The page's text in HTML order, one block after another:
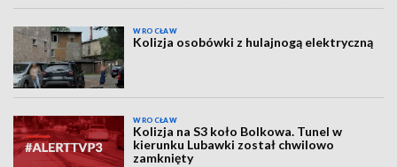
WROCŁAW
Kolizja osobówki z hulajnogą elektryczną
WROCŁAW
Kolizja na S3 koło Bolkowa. Tunel w
kierunku Lubawki został chwilowo
zamknięty